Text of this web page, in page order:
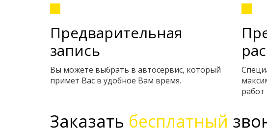
Предварительная
запись
Вы можете выбрать в автосервис, который
примет Вас в удобное Вам время.
работ
Заказать бесплатный